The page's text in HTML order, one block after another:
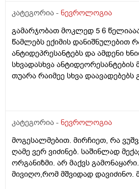
deep gluteral syndrome ან
მაგნიტო თერაპიები) შედეგი-0.
მითხრა, რომ ამას უნდოდა
კუნთები გამზრდოდა და ნერვზე
მოხდებაო. დავიწყე პირად
ნებისმიერი დატვირთვა
ტკივილი ხერხემლის ქვედა
ტერფი, მოკლედ მთლიანად
იქნებ მითხრათ, სხვა რა
მიზეზი და რა იქმება ამ
მკურნალობა ? პ.ს. ტკივილი
რაც პირიფორისს ახასიათებს,
ჩასდევს ელექტრული, მწვავე
კატეგორია - ნევროლოგია
გამარჯობათ მოკლედ 5 6
წამლებს ექიმის დანიშნულებით
ანტიდეპრესანტებს და ამდენი
სხვადასხვა ანტიდეორესანტების
თუარა რაიმეე სხვა
ხოლმე უკვე წამლის შეწყვეტაა
დამთხვევააა და მოკლედ რომ
რაგაცები იჩენს ხოლმე თავს
გაჭედილობა მქონდა საშინელი
რომ გამიარა ახკა თვალის
დამეწყოო და მაინტერესებს ამ
კატეგორია - ნევროლოგია
მოგესალმებით. მირჩიეთ, რა
ღამე ვერ ვიძინებ. საშინლად
ორგანიზმი. არ მაქვს
მივიღო,რომ მშვიდად